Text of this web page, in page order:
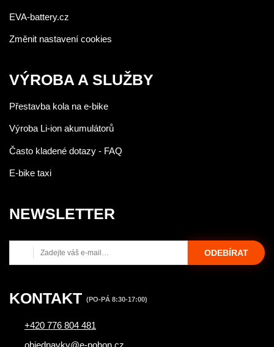
EVA-battery.cz
Změnit nastavení cookies
VÝROBA A SLUŽBY
Přestavba kola na e-bike
Výroba Li-ion akumulátorů
Často kladené dotazy - FAQ
E-bike taxi
NEWSLETTER
ODEBÍRAT
KONTAKT (PO-PÁ 8:30-17:00)
+420 776 804 481
objednavky@e-pohon.cz